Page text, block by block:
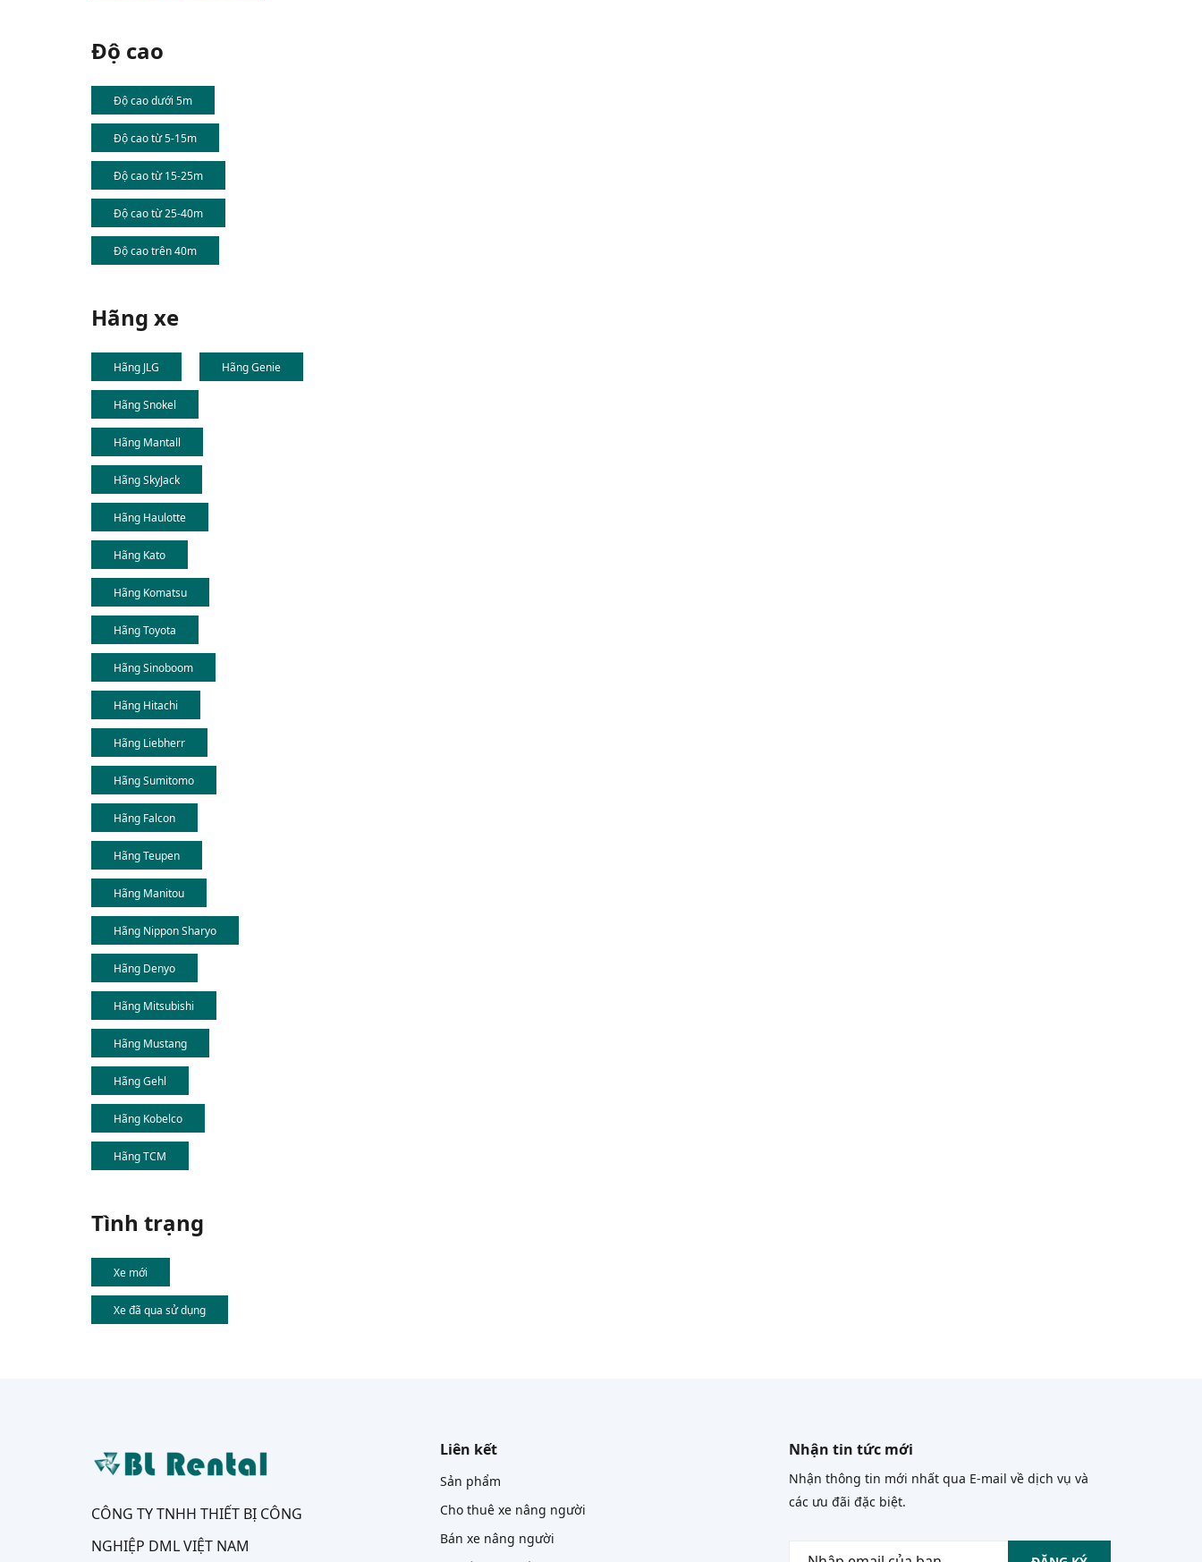
Độ cao
Độ cao dưới 5m
Độ cao từ 5-15m
Độ cao từ 15-25m
Độ cao từ 25-40m
Độ cao trên 40m
Hãng xe
Hãng JLG Hãng Genie
Hãng Snokel
Hãng Mantall
Hãng SkyJack
Hãng Haulotte
Hãng Kato
Hãng Komatsu
Hãng Toyota
Hãng Sinoboom
Hãng Hitachi
Hãng Liebherr
Hãng Sumitomo
Hãng Falcon
Hãng Teupen
Hãng Manitou
Hãng Nippon Sharyo
Hãng Denyo
Hãng Mitsubishi
Hãng Mustang
Hãng Gehl
Hãng Kobelco
Hãng TCM
Tình trạng
Xe mới
Xe đã qua sử dụng
CÔNG TY TNHH THIẾT BỊ CÔNG
NGHIỆP DML VIỆT NAM
Liên kết
Sản phẩm
Cho thuê xe nâng người
Bán xe nâng người
Nhận tin tức mới
Nhận thông tin mới nhất qua E-mail về dịch vụ và
các ưu đãi đặc biệt.